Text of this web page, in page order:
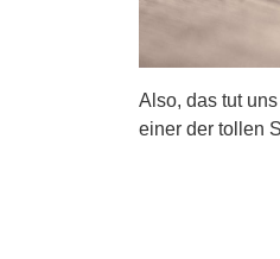
Also, das tut
einer der tollen